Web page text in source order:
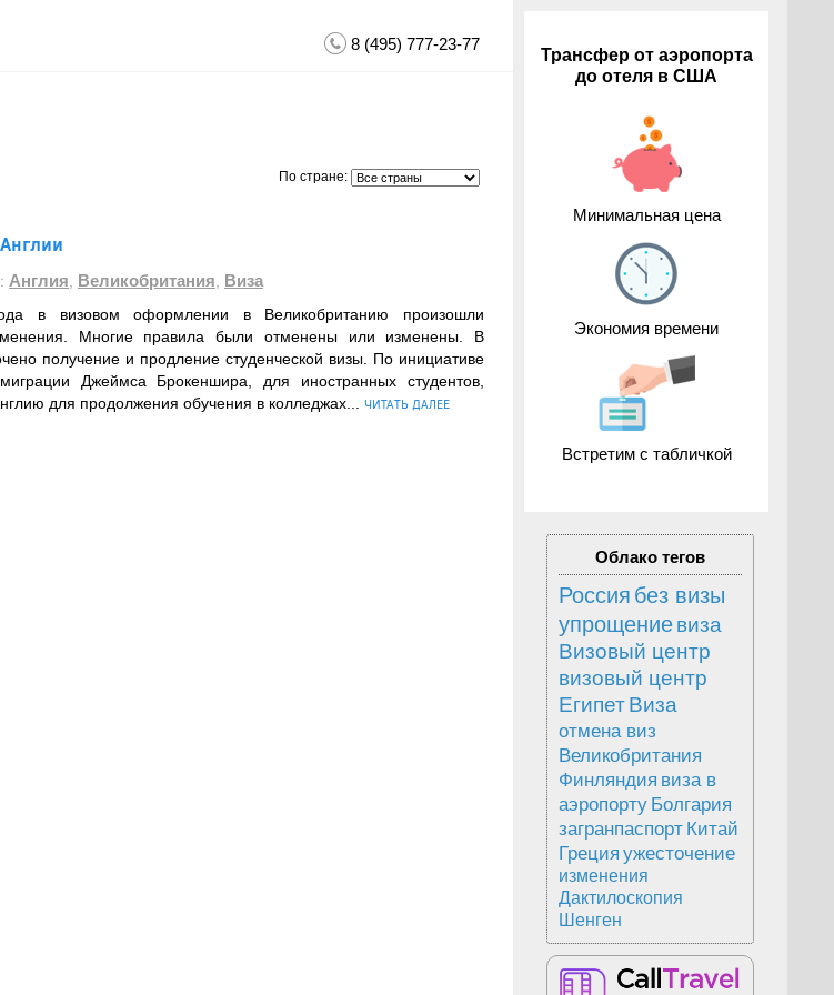
8 (495) 777-23-77
По стране:
Англия Великобритания Виза
в визовом оформлении в Великобританию произошли
Многие правила были отменены или изменены. В
получение и продление студенческой визы. По инициативе
Джеймса Брокеншира, для иностранных студентов,
для продолжения обучения в колледжах...
ЧИТАТЬ ДАЛЕЕ
Трансфер от аэропорта
до отеля в США
Минимальная цена
Экономия времени
Встретим с табличкой
Облако тегов
Россия без визы
упрощениевиза
Визовый центр
визовый центр
ЕгипетВиза
отмена виз
Великобритания
Финляндия виза в
аэропорту Болгария
загранпаспорт Китай
Греция ужесточение
изменения
Дактилоскопия
Шенген